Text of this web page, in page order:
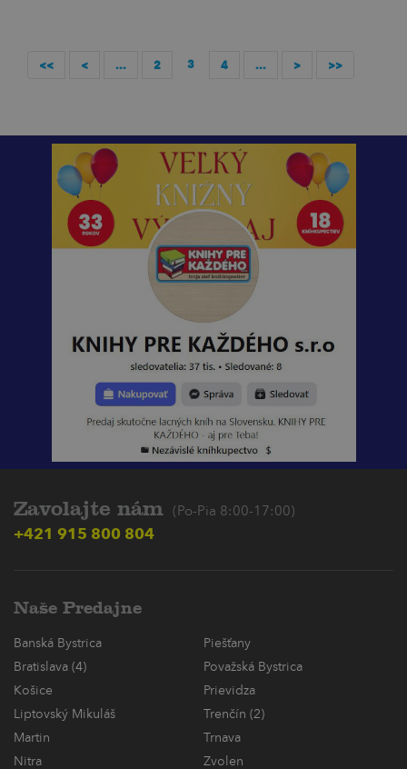
<< < ... 2 3 4 ... > >>
Zavolajte nám (Po-Pia 8:00-17:00)
+421 915 800 804
Naše Predajne
Banská Bystrica
Piešťany
Bratislava (4)
Považská Bystrica
Košice
Prievidza
Liptovský Mikuláš
Trenčín (2)
Martin
Trnava
Nitra
Zvolen